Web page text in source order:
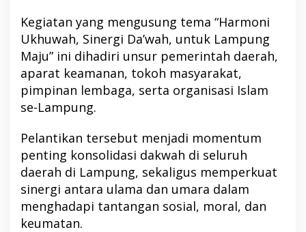
Kegiatan yang mengusung tema “Harmoni
Ukhuwah, Sinergi Da’wah, untuk Lampung
Maju” ini dihadiri unsur pemerintah daerah,
aparat keamanan, tokoh masyarakat,
pimpinan lembaga, serta organisasi Islam
se-Lampung.
Pelantikan tersebut menjadi momentum
penting konsolidasi dakwah di seluruh
daerah di Lampung, sekaligus memperkuat
sinergi antara ulama dan umara dalam
menghadapi tantangan sosial, moral, dan
keumatan.